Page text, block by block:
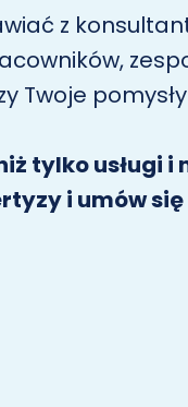
z
Twoje
tylko usługi i
i umów